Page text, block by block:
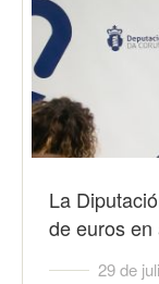
La
de euros
29 de